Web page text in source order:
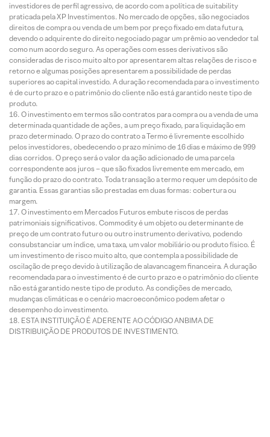
investidores de perfil agressivo, de acordo com a política de suitability
praticada pela XP Investimentos. No mercado de opções, são negociados
direitos de compra ou venda de um bem por preço fixado em data futura,
devendo o adquirente do direito negociado pagar um prêmio ao vendedor tal
como num acordo seguro. As operações com esses derivativos são
consideradas de risco muito alto por apresentarem altas relações de risco e
retorno e algumas posições apresentarem a possibilidade de perdas
superiores ao capital investido. A duração recomendada para o investimento
é de curto prazo e o patrimônio do cliente não está garantido neste tipo de
produto.
O investimento em termos são contratos para compra ou a venda de uma
determinada quantidade de ações, a um preço fixado, para liquidação em
prazo determinado. O prazo do contrato a Termo é livremente escolhido
pelos investidores, obedecendo o prazo mínimo de 16 dias e máximo de 999
dias corridos. O preço será o valor da ação adicionado de uma parcela
correspondente aos juros – que são fixados livremente em mercado, em
função do prazo do contrato. Toda transação a termo requer um depósito de
garantia. Essas garantias são prestadas em duas formas: cobertura ou
margem.
O investimento em Mercados Futuros embute riscos de perdas
patrimoniais significativos. Commodity é um objeto ou determinante de
preço de um contrato futuro ou outro instrumento derivativo, podendo
consubstanciar um índice, uma taxa, um valor mobiliário ou produto físico. É
um investimento de risco muito alto, que contempla a possibilidade de
oscilação de preço devido à utilização de alavancagem financeira. A duração
recomendada para o investimento é de curto prazo e o patrimônio do cliente
não está garantido neste tipo de produto. As condições de mercado,
mudanças climáticas e o cenário macroeconômico podem afetar o
desempenho do investimento.
ESTA INSTITUIÇÃO É ADERENTE AO CÓDIGO ANBIMA DE
DISTRIBUIÇÃO DE PRODUTOS DE INVESTIMENTO.